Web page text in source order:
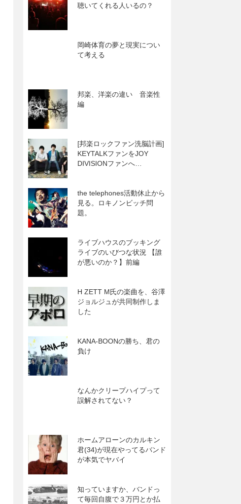
聴いてくれる人いるの？
岡崎体育の夢と現実につい
て考える
邦楽、洋楽の違い 音楽性
編
[邦楽ロックファン洗脳計画]
KEYTALKファンをJOY
DIVISIONファンへ…
the telephones活動休止から
見る。ロキノンビッチ問
題。
ライブハウスのブッキング
ライブのいびつな状況 【誰
が悪いのか？】前編
H ZETT M氏の楽曲を、谷澤
ジョルジュが共同制作しま
した
KANA-BOONの勝ち、君の
負け
なんかクリープハイプって
誤解されてない？
ホームアローンのカルキン
君(34)が現在やってるバンド
が本気でヤバイ
知っていますか、バンドっ
て毎回自腹で３万円とか払